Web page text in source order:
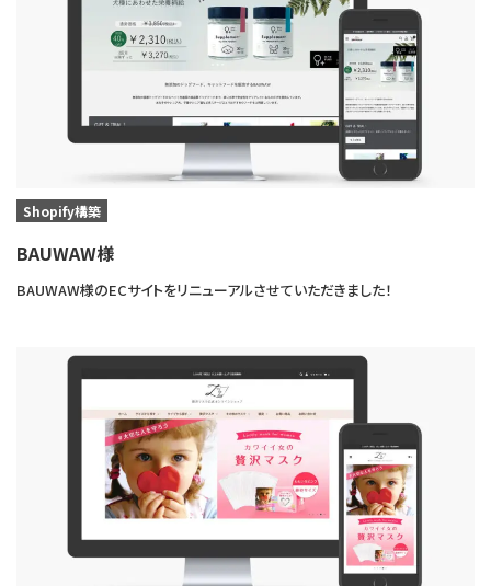
BAUWAW様
Shopify構築
BAUWAW様のECサイトをリニューアルさせていただきました！